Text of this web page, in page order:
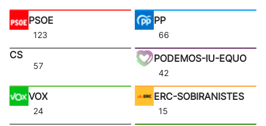
PSOE
123
PP
66
CS
57
PODEMOS-IU-EQUO
42
VOX
24
ERC-SOBIRANISTES
15